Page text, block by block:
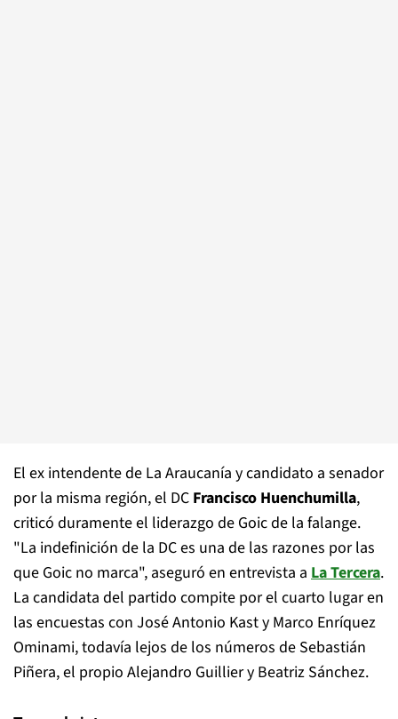
El ex intendente de La Araucanía y candidato a senador
por la misma región, el DC Francisco Huenchumilla,
criticó duramente el liderazgo de Goic de la falange.
"La indefinición de la DC es una de las razones por las
que Goic no marca", aseguró en entrevista a La Tercera.
La candidata del partido compite por el cuarto lugar en
las encuestas con José Antonio Kast y Marco Enríquez
Ominami, todavía lejos de los números de Sebastián
Piñera, el propio Alejandro Guillier y Beatriz Sánchez.